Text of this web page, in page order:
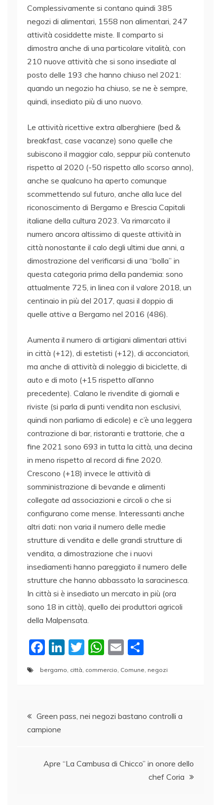
Complessivamente si contano quindi 385
negozi di alimentari, 1558 non alimentari, 247
attività cosiddette miste. Il comparto si
dimostra anche di una particolare vitalità, con
210 nuove attività che si sono insediate al
posto delle 193 che hanno chiuso nel 2021:
quando un negozio ha chiuso, se ne è sempre,
quindi, insediato più di uno nuovo.
Le attività ricettive extra alberghiere (bed &
breakfast, case vacanze) sono quelle che
subiscono il maggior calo, seppur più contenuto
rispetto al 2020 (-50 rispetto allo scorso anno),
anche se qualcuno ha aperto comunque
scommettendo sul futuro, anche alla luce del
riconoscimento di Bergamo e Brescia Capitali
italiane della cultura 2023. Va rimarcato il
numero ancora altissimo di queste attività in
città nonostante il calo degli ultimi due anni, a
dimostrazione del verificarsi di una “bolla” in
questa categoria prima della pandemia: sono
attualmente 725, in linea con il valore 2018, un
centinaio in più del 2017, quasi il doppio di
quelle attive a Bergamo nel 2016 (486).
Aumenta il numero di artigiani alimentari attivi
in città (+12), di estetisti (+12), di acconciatori,
ma anche di attività di noleggio di biciclette, di
auto e di moto (+15 rispetto all’anno
precedente). Calano le rivendite di giornali e
riviste (si parla di punti vendita non esclusivi,
quindi non parliamo di edicole) e c’è una leggera
contrazione di bar, ristoranti e trattorie, che a
fine 2021 sono 693 in tutta la città, una decina
in meno rispetto al record di fine 2020.
Crescono (+18) invece le attività di
somministrazione di bevande e alimenti
collegate ad associazioni e circoli o che si
configurano come mense. Interessanti anche
altri dati: non varia il numero delle medie
strutture di vendita e delle grandi strutture di
vendita, a dimostrazione che i nuovi
insediamenti hanno pareggiato il numero delle
strutture che hanno abbassato la saracinesca.
In città si è insediato un mercato in più (ora
sono 18 in città), quello dei produttori agricoli
della Malpensata.
F
c
b
o
k
Li
k
dI
T
itt
W
h
at
A
p
E
m
ai n
vi
bergamo città commercio Comune negozi
Navigazione
articoli
Green pass, nei negozi bastano controlli a
campione
Apre “La Cambusa di Chicco” in onore dello
chef Coria